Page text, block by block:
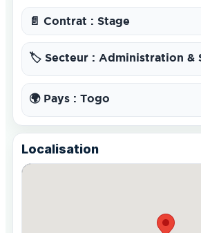
📄 Contrat : Stage
🏷️ Secteur : Administration &
🌍 Pays : Togo
Localisation